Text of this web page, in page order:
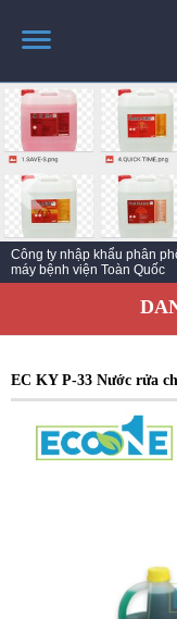
TRANG CHỦ
THÔNG TIN SẢN PHẨM
TIN TỨC
LIÊN HỆ
EC KY NƯỚC TẨY
Nhà sản xuất chất vệ sinh
kinh nghiệm
EC KY P-33 Nước rửa